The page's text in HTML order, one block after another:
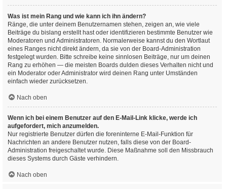
Was ist mein Rang und wie kann ich ihn ändern?
Ränge, die unter deinem Benutzernamen stehen, zeigen an, wie viele
Beiträge du bislang erstellt hast oder identifizieren bestimmte Benutzer wie
Moderatoren und Administratoren. Normalerweise kannst du den Wortlaut
eines Ranges nicht direkt ändern, da sie von der Board-Administration
festgelegt wurden. Bitte schreibe keine sinnlosen Beiträge, nur um deinen
Rang zu erhöhen — die meisten Boards dulden dieses Verhalten nicht und
ein Moderator oder Administrator wird deinen Rang unter Umständen
einfach wieder zurücksetzen.
Nach oben
Wenn ich bei einem Benutzer auf den E-Mail-Link klicke, werde ich
aufgefordert, mich anzumelden.
Nur registrierte Benutzer dürfen die foreninterne E-Mail-Funktion für
Nachrichten an andere Benutzer nutzen, falls diese von der Board-
Administration freigeschaltet wurde. Diese Maßnahme soll den Missbrauch
dieses Systems durch Gäste verhindern.
Nach oben